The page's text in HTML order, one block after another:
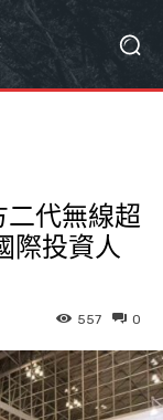
二代無線超
際投資人
0
557